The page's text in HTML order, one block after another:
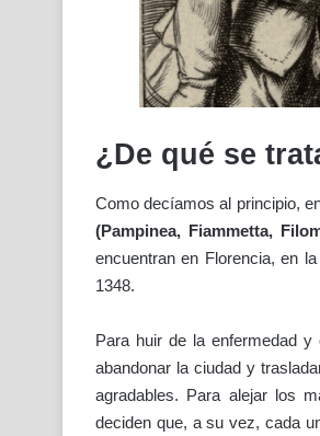
¿De qué se
Como decíamos al principio,
(Pampinea, Fiammetta,
encuentran en Florencia, en
1348.
Para huir de la enfermedad
abandonar la ciudad y
agradables. Para alejar los
deciden que, a su vez, cada